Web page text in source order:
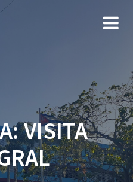
VISITA